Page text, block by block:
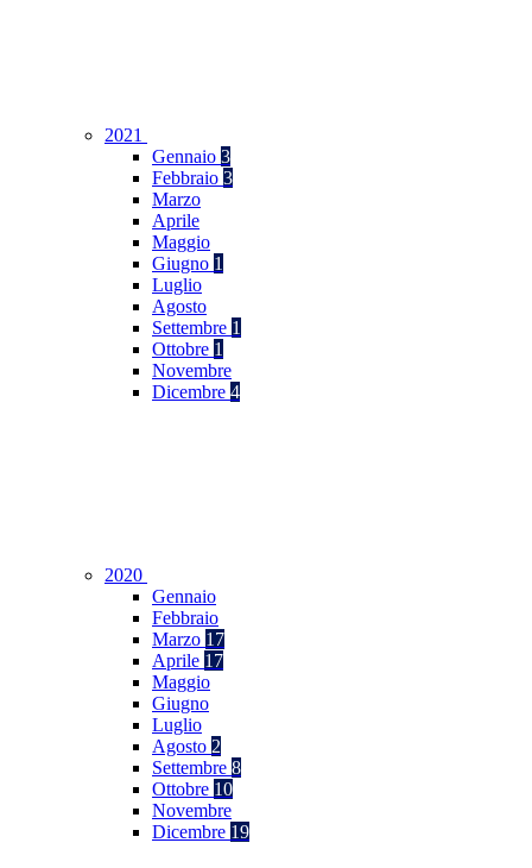
2021
Gennaio 3
Febbraio 3
Marzo
Aprile
Maggio
Giugno 1
Luglio
Agosto
Settembre 1
Ottobre 1
Novembre
Dicembre 4
2020
Gennaio
Febbraio
Marzo 17
Aprile 17
Maggio
Giugno
Luglio
Agosto 2
Settembre 8
Ottobre 10
Novembre
Dicembre 19